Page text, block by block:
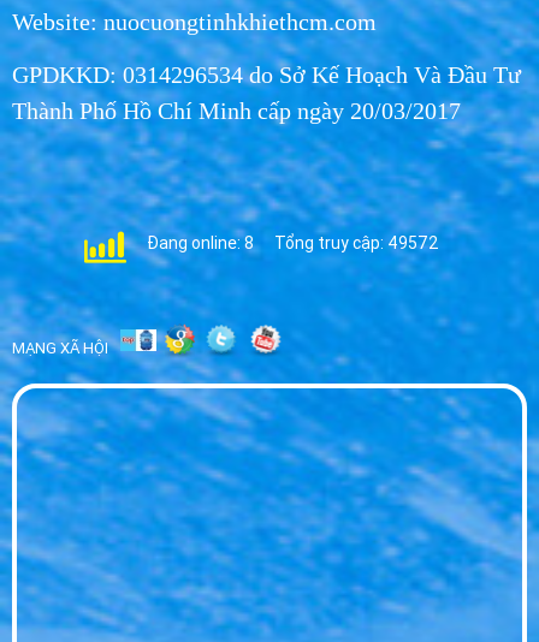
Phân Phối Nước Hikari Khu Công Nghiệp
Long An | Giá Sỉ 2026
WED 07, 2026
Nước Hikari cho Hội nghị - Giải Pháp Nước
Uống Cao Cấp 2026
WED 07, 2026
Đại Lý Nước Hikari Huyện Bến Lức - Phân
Phối Sỉ Lẻ Giá Tốt
WED 07, 2026
Đại Lý Nước Hikari Tp Tân An - Giao Nhanh
Tận Nơi Giá Sỉ
WED 07, 2026
Website: nuocuongtinhkhiethcm.com
GPDKKD: 0314296534 do Sở Kế Hoạch Và Đầu Tư
Thành Phố Hồ Chí Minh cấp ngày 20/03/2017
Đang online: 8 Tổng truy cập: 49572
MẠNG XÃ HỘI